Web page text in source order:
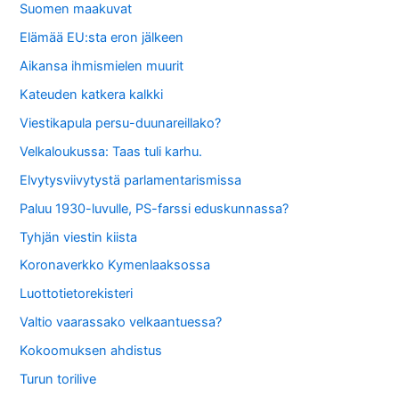
Suomen maakuvat
Elämää EU:sta eron jälkeen
Aikansa ihmismielen muurit
Kateuden katkera kalkki
Viestikapula persu-duunareillako?
Velkaloukussa: Taas tuli karhu.
Elvytysviivytystä parlamentarismissa
Paluu 1930-luvulle, PS-farssi eduskunnassa?
Tyhjän viestin kiista
Koronaverkko Kymenlaaksossa
Luottotietorekisteri
Valtio vaarassako velkaantuessa?
Kokoomuksen ahdistus
Turun torilive